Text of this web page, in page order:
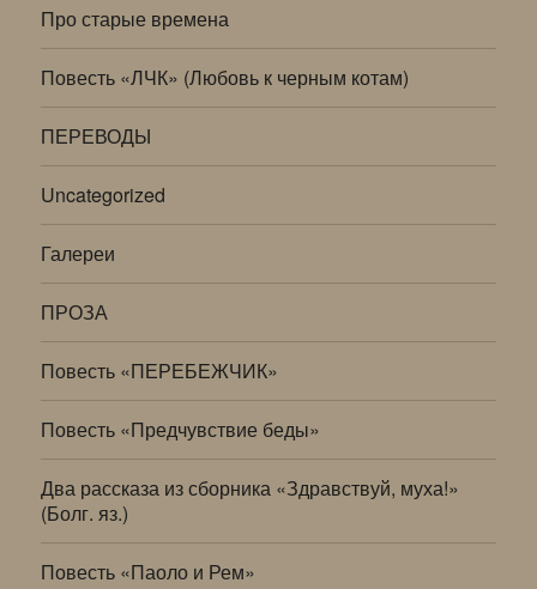
Про старые времена
Повесть «ЛЧК» (Любовь к черным котам)
ПЕРЕВОДЫ
Uncategorized
Галереи
ПРОЗА
Повесть «ПЕРЕБЕЖЧИК»
Повесть «Предчувствие беды»
Два рассказа из сборника «Здравствуй, муха!»
(Болг. яз.)
Повесть «Паоло и Рем»